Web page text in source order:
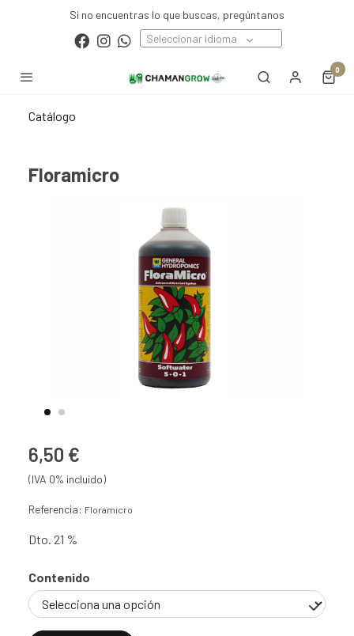
Si no encuentras lo que buscas, pregúntanos
Seleccionar idioma
0
Catálogo
Floramicro
6,50 €
(IVA 0% incluido)
Referencia: Floramicro
Dto. 21 %
Contenido